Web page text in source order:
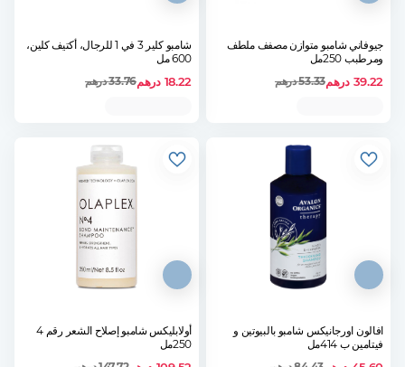
جيوفاني شامبو متوازن مصفف ملطف
ومرطبب 250مل
39.22 درهم53.33درهم
شامبو كلير 3 في 1 للرجال، أكتيف كلين،
600 مل
18.22 درهم33.76درهم
افالون اورجانيكس شامبو بالبيوتين و
فيتامين ب 414مل
أولابليكس شامبو إصلاح الشعر رقم 4
250مل